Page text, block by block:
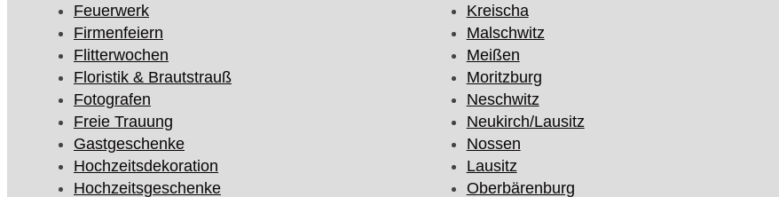
Feuerwerk
Firmenfeiern
Flitterwochen
Floristik & Brautstrauß
Fotografen
Freie Trauung
Gastgeschenke
Hochzeitsdekoration
Hochzeitsgeschenke
Kreischa
Malschwitz
Meißen
Moritzburg
Neschwitz
Neukirch/Lausitz
Nossen
Lausitz
Oberbärenburg